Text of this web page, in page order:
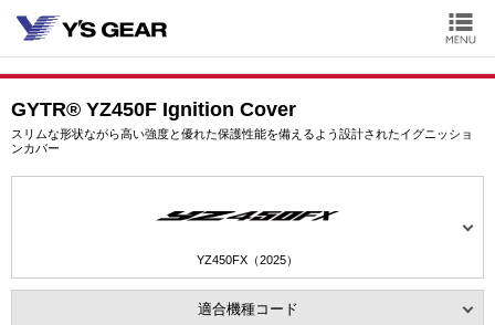
GYTR® YZ450F Ignition Cover
スリムな形状ながら高い強度と優れた保護性能を備えるよう設計されたイグニッショ
ンカバー
YZ450FX（2025）
適合機種コード